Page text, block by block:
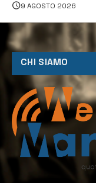
9 AGOSTO 2026
CHI SIAMO